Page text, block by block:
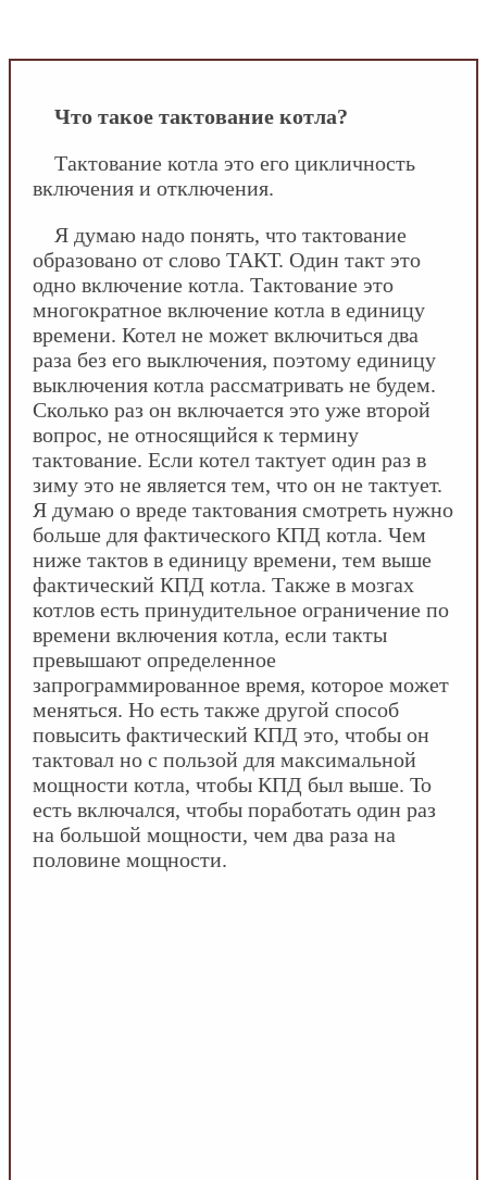
Что такое тактование котла?
Тактование котла это его цикличность
включения и отключения.
Я думаю надо понять, что тактование
образовано от слово ТАКТ. Один такт это
одно включение котла. Тактование это
многократное включение котла в единицу
времени. Котел не может включиться два
раза без его выключения, поэтому единицу
выключения котла рассматривать не будем.
Сколько раз он включается это уже второй
вопрос, не относящийся к термину
тактование. Если котел тактует один раз в
зиму это не является тем, что он не тактует.
Я думаю о вреде тактования смотреть нужно
больше для фактического КПД котла. Чем
ниже тактов в единицу времени, тем выше
фактический КПД котла. Также в мозгах
котлов есть принудительное ограничение по
времени включения котла, если такты
превышают определенное
запрограммированное время, которое может
меняться. Но есть также другой способ
повысить фактический КПД это, чтобы он
тактовал но с пользой для максимальной
мощности котла, чтобы КПД был выше. То
есть включался, чтобы поработать один раз
на большой мощности, чем два раза на
половине мощности.